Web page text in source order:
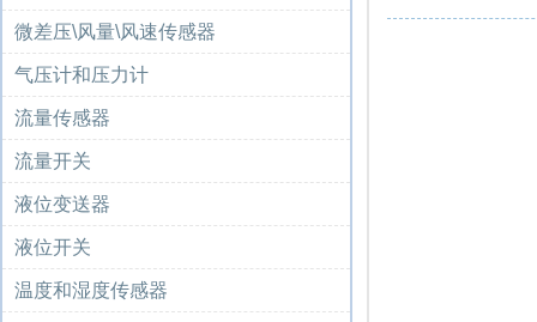
微差压\风量\风速传感器
气压计和压力计
流量传感器
流量开关
液位变送器
液位开关
温度和湿度传感器